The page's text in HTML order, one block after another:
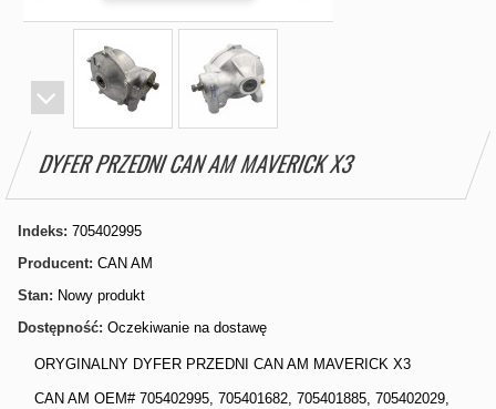
DYFER PRZEDNI CAN AM MAVERICK X3
Indeks: 705402995
Producent: CAN AM
Stan: Nowy produkt
Dostępność: Oczekiwanie na dostawę
ORYGINALNY DYFER PRZEDNI CAN AM MAVERICK X3
CAN AM OEM# 705402995, 705401682, 705401885, 705402029,